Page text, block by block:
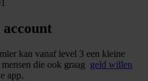
account
kan vanaf level 3 een kleine
die ook graag geld willen
app.